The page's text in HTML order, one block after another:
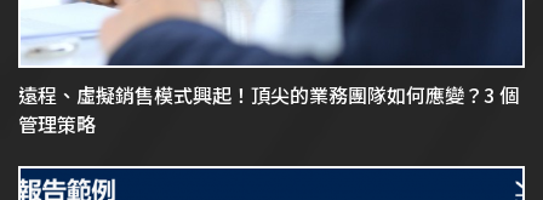
遠程、虛擬銷售模式興起！頂尖的業務團隊如何應變？3 個
管理策略